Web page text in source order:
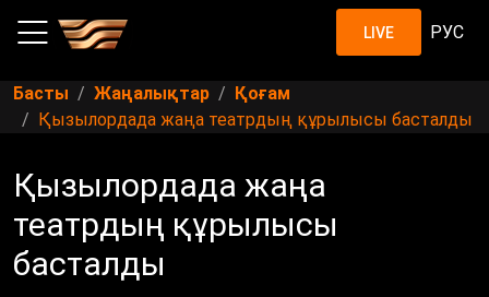
LIVE РУС
Басты Жаңалықтар
Қоғам
Қызылордада жаңа театрдың құрылысы басталды
Қызылордада жаңа
театрдың құрылысы
басталды